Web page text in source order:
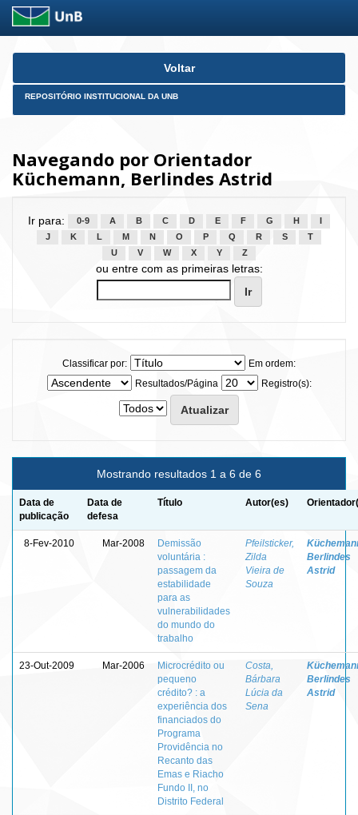
Skip
Voltar
REPOSITÓRIO INSTITUCIONAL DA UNB
Navegando por Orientador
Küchemann, Berlindes Astrid
Ir para: 0-9 A B C D E F G H
J
K L M N O P Q R S
T
U
V W X Y Z
ou entre com as primeiras letras:
Classificar por:
Em ordem:
Resultados/Página
Registro(s):
Mostrando resultados 1 a 6 de 6
Data de
publicação
Data de
defesa
Título Autor(es)
8-Fev-2010 Mar-2008
Demissão
voluntária :
passagem da
estabilidade
para as
vulnerabilidades
do mundo do
trabalho
Pfeilsticker,
Zilda
Vieira de
Souza
Berlindes
Astrid
23-Out-2009 Mar-2006
Microcrédito ou
pequeno
crédito? : a
experiência dos
financiados do
Programa
Providência no
Recanto das
Emas e Riacho
Fundo II, no
Distrito Federal
Costa,
Bárbara
Lúcia da
Sena
Berlindes
Astrid